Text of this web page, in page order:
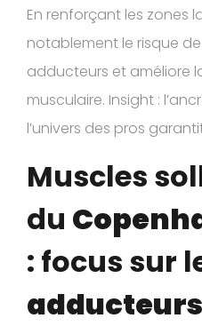
En renforçant les zones
notablement le risque
adducteurs et améliore
musculaire. Insight :
l’univers des pros
Muscles
du
: focus sur
adducteurs